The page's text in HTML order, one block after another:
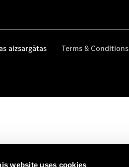
website uses cookies
aizsargātas Terms & Conditions